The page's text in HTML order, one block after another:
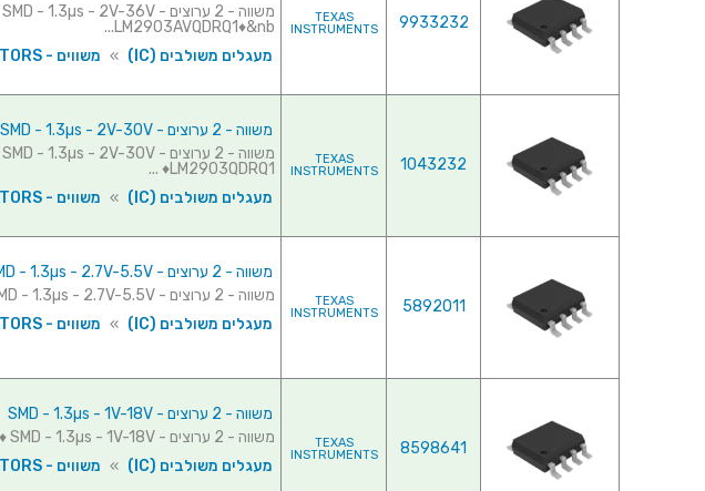
9933232
TEXAS
INSTRUMENTS
LM2903AVQDRQ1♦&nb...
מעגלים משולבים (IC)
» משווים - COMPARATORS
1043232
TEXAS
INSTRUMENTS
משווה - 2 ערוצים - SMD - 1.3µs - 2V-30V
LM2903QDRQ1♦ ...
מעגלים משולבים (IC)
» משווים - COMPARATORS
5892011
TEXAS
INSTRUMENTS
משווה - 2 ערוצים - SMD - 1.3µs - 2.7V-5.5V
משווה - 2 ערוצים - SMD - 1.3µs - 2.7V-5.5V ♦ דגם המשווה : LMV393ID♦ ...
מעגלים משולבים (IC)
» משווים - COMPARATORS
8598641
TEXAS
INSTRUMENTS
משווה - 2 ערוצים - SMD - 1.3µs - 1V-18V
משווה - 2 ערוצים - SMD - 1.3µs - 1V-18V ♦ דגם המשווה : LM393M♦ מבנה...
מעגלים משולבים (IC)
» משווים - COMPARATORS